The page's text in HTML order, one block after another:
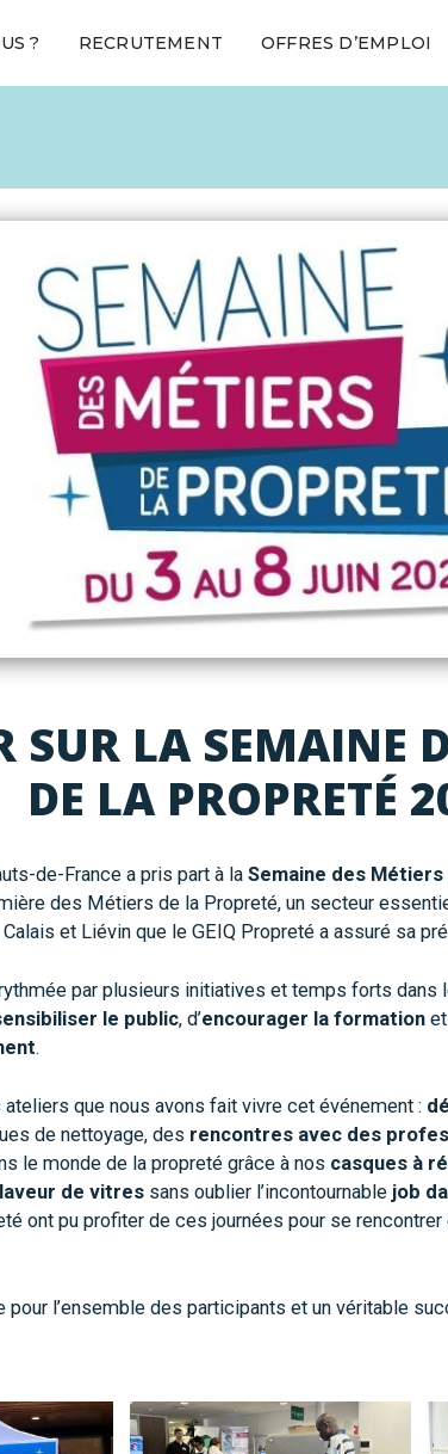
? RECRUTEMENT OFFRES D’EMPLOI
SUR LA SEMAINE
DE LA PROPRETÉ
de-France a pris part à la Semaine des
des Métiers de la Propreté, un secteur
et Liévin que le GEIQ Propreté a assuré sa
par plusieurs initiatives et temps forts dans
le public, d’encourager la formation
.
ateliers que nous avons fait vivre cet événement :
de nettoyage, des rencontres avec des
le monde de la propreté grâce à nos casques à
de vitres sans oublier l’incontournable job
ont pu profiter de ces journées pour se rencontrer
pour l’ensemble des participants et un véritable